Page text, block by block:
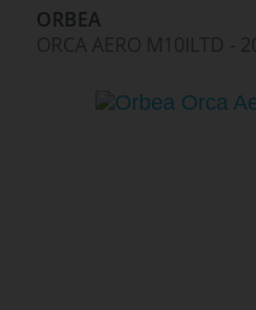
ORBEA
ORCA AERO M10ILTD -